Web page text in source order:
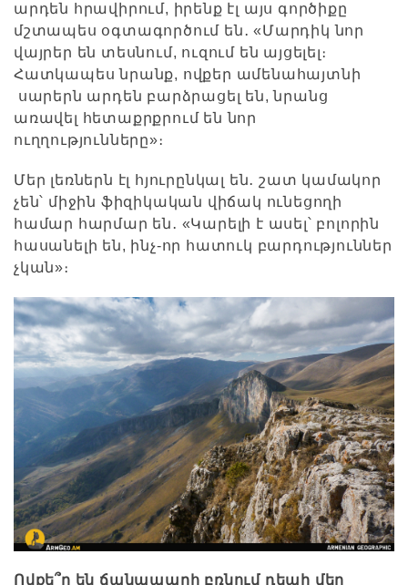
արդեն հրավիրում, իրենք էլ այս գործիքը
մշտապես օգտագործում են․ «Մարդիկ նոր
վայրեր են տեսնում, ուզում են այցելել։
Հատկապես նրանք, ովքեր ամենահայտնի
սարերն արդեն բարձրացել են, նրանց
առավել հետաքրքրում են նոր
ուղղությունները»։
Մեր լեռներն էլ հյուրընկալ են․ շատ կամակոր
չեն՝ միջին ֆիզիկական վիճակ ունեցողի
համար հարմար են․ «Կարելի է ասել՝ բոլորին
հասանելի են, ինչ-որ հատուկ բարդություններ
չկան»։
Ովքե՞ր են ճանապարհ բռնում դեպի մեր